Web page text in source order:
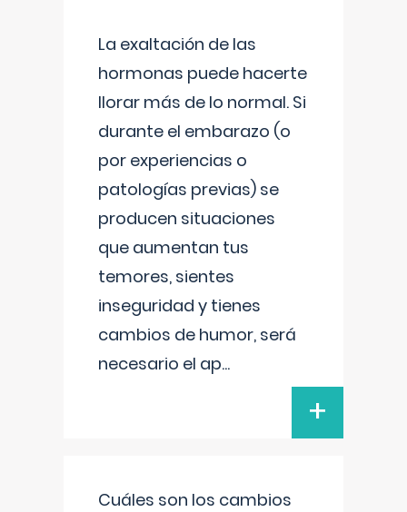
La exaltación de las
hormonas puede hacerte
llorar más de lo normal. Si
durante el embarazo (o
por experiencias o
patologías previas) se
producen situaciones
que aumentan tus
temores, sientes
inseguridad y tienes
cambios de humor, será
necesario el ap...
+
Cuáles son los cambios